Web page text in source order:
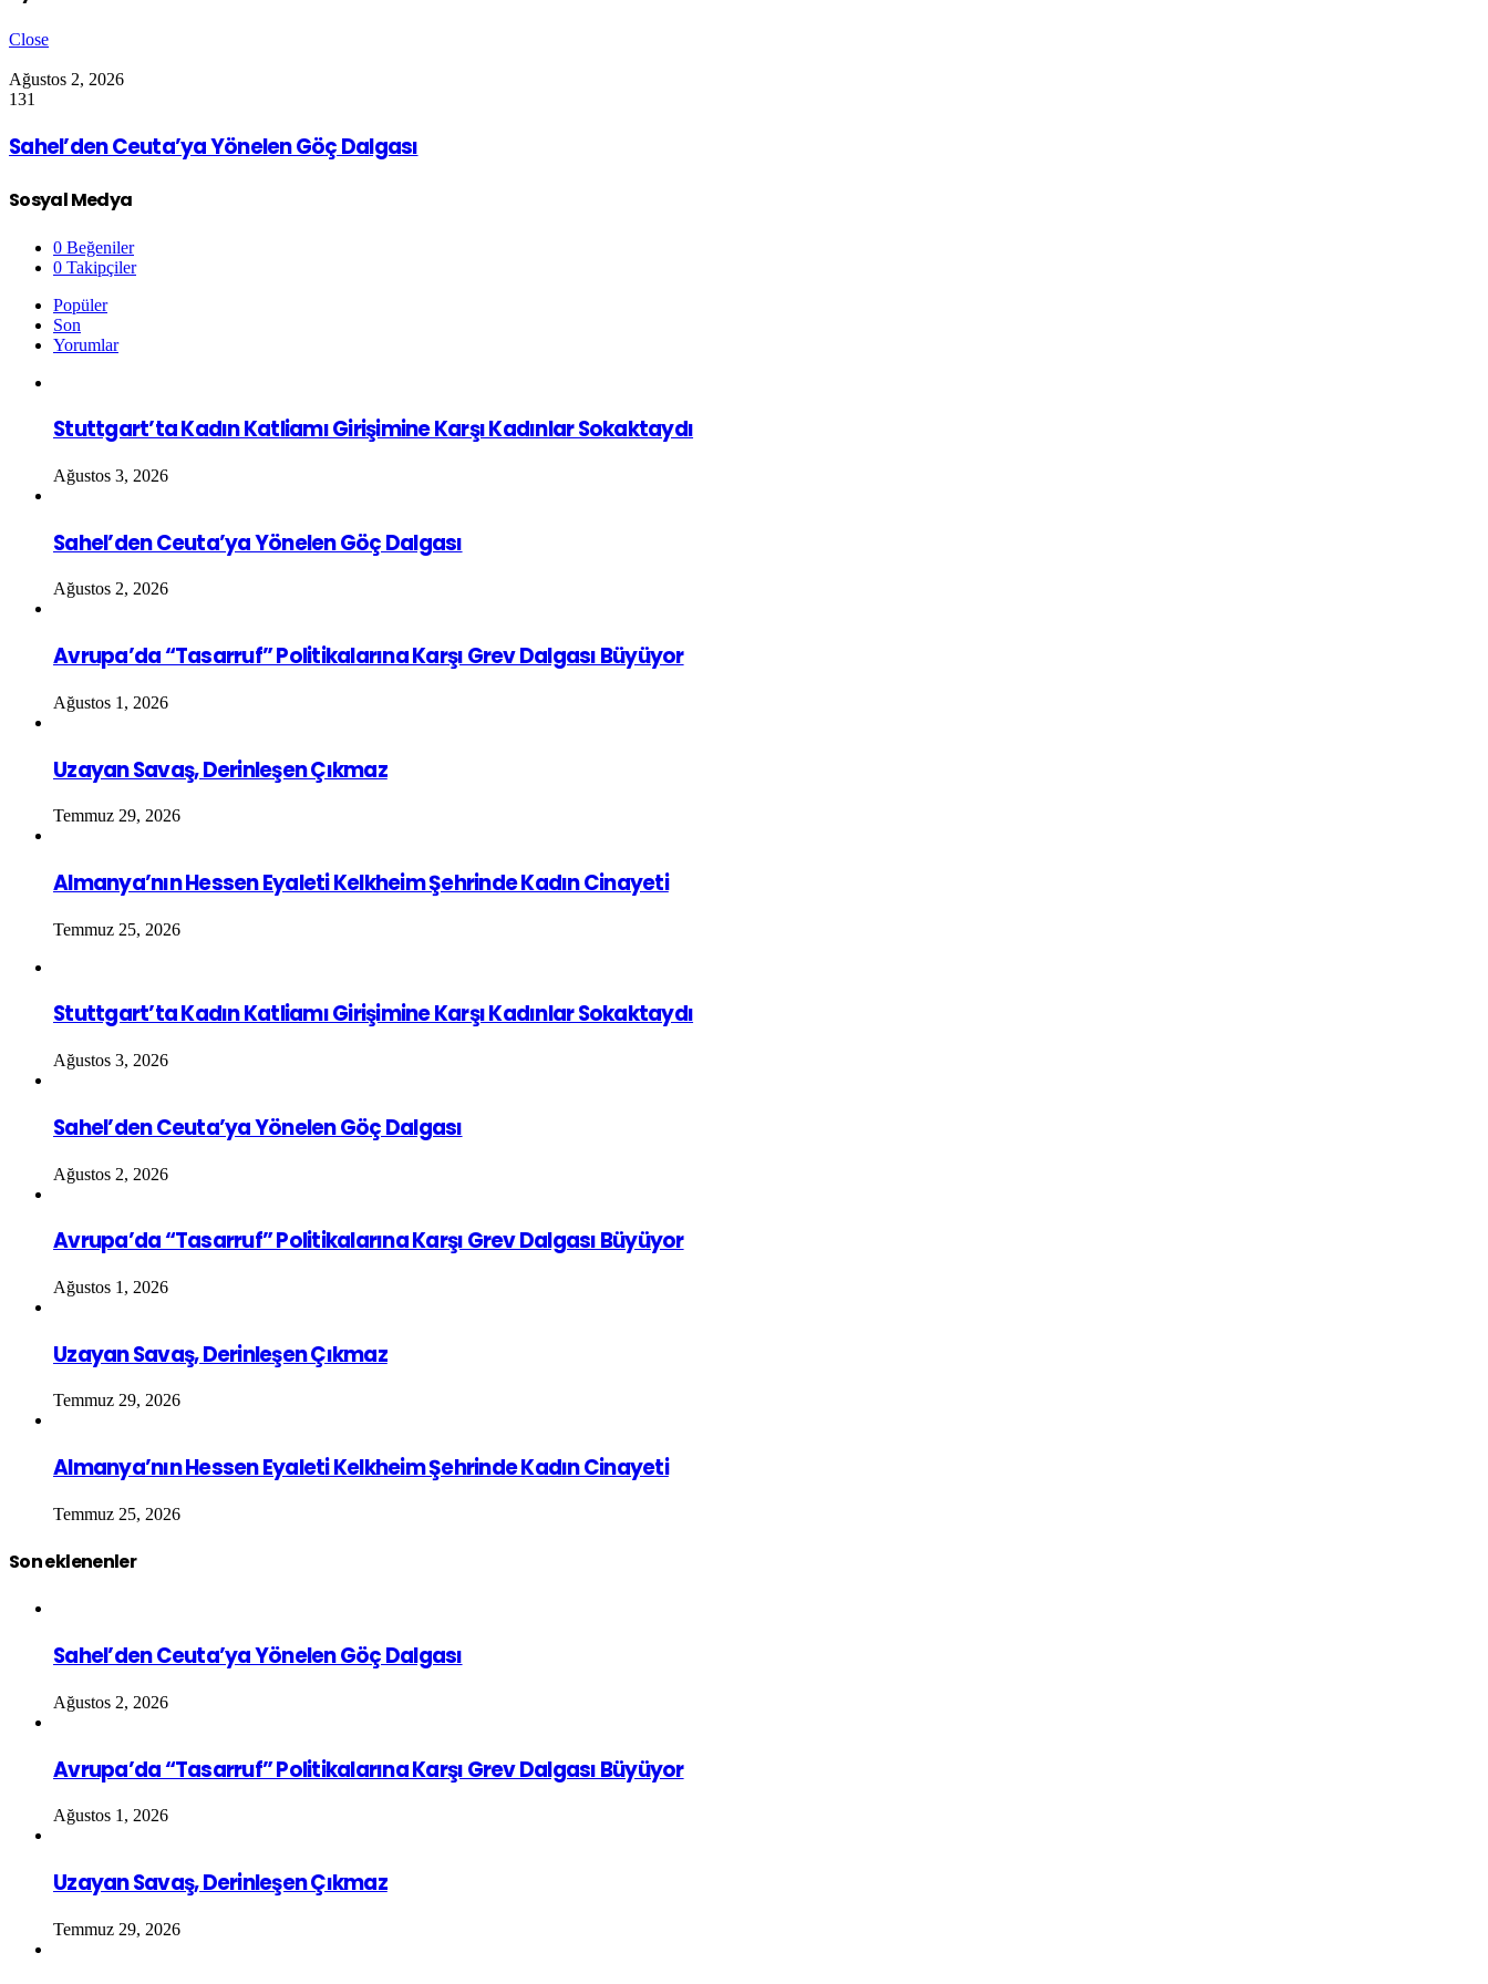
Close
Ağustos 2, 2026
131
Sahel’den Ceuta’ya Yönelen Göç Dalgası
Sosyal Medya
0 Beğeniler
0 Takipçiler
Popüler
Son
Yorumlar
Stuttgart’ta Kadın Katliamı Girişimine Karşı Kadınlar Sokaktaydı
Ağustos 3, 2026
Sahel’den Ceuta’ya Yönelen Göç Dalgası
Ağustos 2, 2026
Avrupa’da “Tasarruf” Politikalarına Karşı Grev Dalgası Büyüyor
Ağustos 1, 2026
Uzayan Savaş, Derinleşen Çıkmaz
Temmuz 29, 2026
Almanya’nın Hessen Eyaleti Kelkheim Şehrinde Kadın Cinayeti
Temmuz 25, 2026
Stuttgart’ta Kadın Katliamı Girişimine Karşı Kadınlar Sokaktaydı
Ağustos 3, 2026
Sahel’den Ceuta’ya Yönelen Göç Dalgası
Ağustos 2, 2026
Avrupa’da “Tasarruf” Politikalarına Karşı Grev Dalgası Büyüyor
Ağustos 1, 2026
Uzayan Savaş, Derinleşen Çıkmaz
Temmuz 29, 2026
Almanya’nın Hessen Eyaleti Kelkheim Şehrinde Kadın Cinayeti
Temmuz 25, 2026
Son eklenenler
Sahel’den Ceuta’ya Yönelen Göç Dalgası
Ağustos 2, 2026
Avrupa’da “Tasarruf” Politikalarına Karşı Grev Dalgası Büyüyor
Ağustos 1, 2026
Uzayan Savaş, Derinleşen Çıkmaz
Temmuz 29, 2026